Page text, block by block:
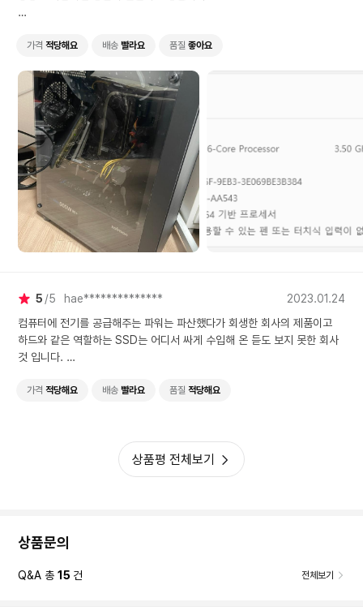
ㅎㅎ
좋은 가격에 잘 가져갑니다~
가격대비 만족감 굿!
가격 적당해요 배송 빨라요 품질 좋아요
5 5 hae**************
2023.01.24
컴퓨터에 전기를 공급해주는 파워는 파산했다가 회생한 회사의 제품이고
하드와 같은 역할하는 SSD는 어디서 싸게 수입해 온 듣도 보지 못한 회사
것 입니다.
받은 것 입니다.
절대로 추천드리지 않습니다.
싼 게 비지떡인 건 아셔야 합니다. 이분도 먹고 살아야죠.
가격 적당해요 배송 빨라요 품질 적당해요
상품평 전체보기
상품문의
Q&A 총 15 건 전체보기